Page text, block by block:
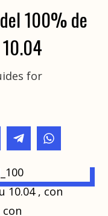
100% de
for
10.04 , con